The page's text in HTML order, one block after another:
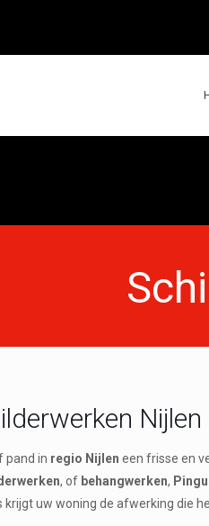
Nijlen
pand in regio Nijlen een frisse en
, of behangwerken,
uw woning de afwerking die